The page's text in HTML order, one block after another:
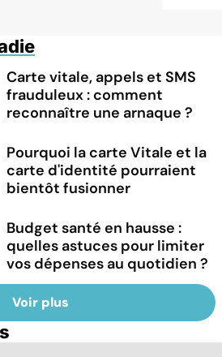
Carte vitale, appels et SMS
frauduleux : comment
reconnaître une arnaque ?
Pourquoi la carte Vitale et la
carte d'identité pourraient
bientôt fusionner
Budget santé en hausse :
quelles astuces pour limiter
vos dépenses au quotidien ?
Voir plus